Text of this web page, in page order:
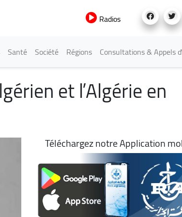
Radios
Santé Société Régions Consultations & Appels
et l’Algérie en
Téléchargez notre Application